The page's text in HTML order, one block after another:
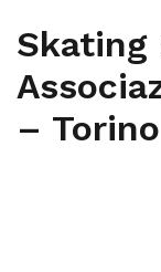
Skating
–